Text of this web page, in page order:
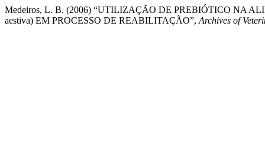
Medeiros, L. B. (2006) “UTILIZAÇÃO DE PREBIÓTICO NA
aestiva) EM PROCESSO DE REABILITAÇÃO”, Archives of